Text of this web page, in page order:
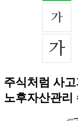
주식처럼 사
노후자산관리